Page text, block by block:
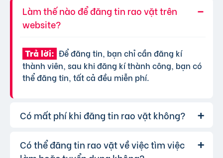
Làm thế nào để đăng tin rao vặt trên
website?
Trả lời: Để đăng tin, bạn chỉ cần đăng kí
thành viên, sau khi đăng kí thành công, bạn có
thể đăng tin, tất cả đều miễn phí.
Có mất phí khi đăng tin rao vặt không?
Trả lời: Chúng tôi cung cấp gói đăng tin miễn
Có thể đăng tin rao vặt về việc tìm việc